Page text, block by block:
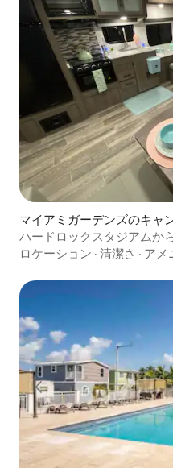
マイアミガーデンズのキャ
ハードロックスタジアムか
貸切
ロケーション · 清潔さ · アメ